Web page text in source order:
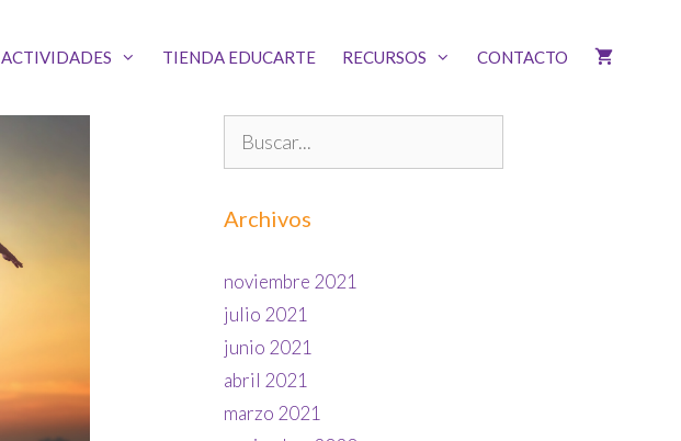
ACTIVIDADES TIENDA EDUCARTE RECURSOS CONTACTO
Archivos
noviembre 2021
julio 2021
junio 2021
abril 2021
marzo 2021